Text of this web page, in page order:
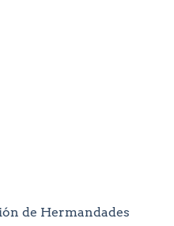
de Hermandades